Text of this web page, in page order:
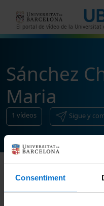
Consentiment
El portal de vídeo de la Universitat
Sánchez
Maria
1 vídeos Sigue y
Ordenar